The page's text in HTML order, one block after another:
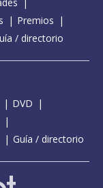
Premios
/ directorio
DVD
Guía / directorio